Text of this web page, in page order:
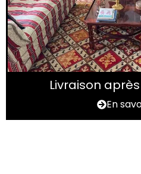
Livraison
En